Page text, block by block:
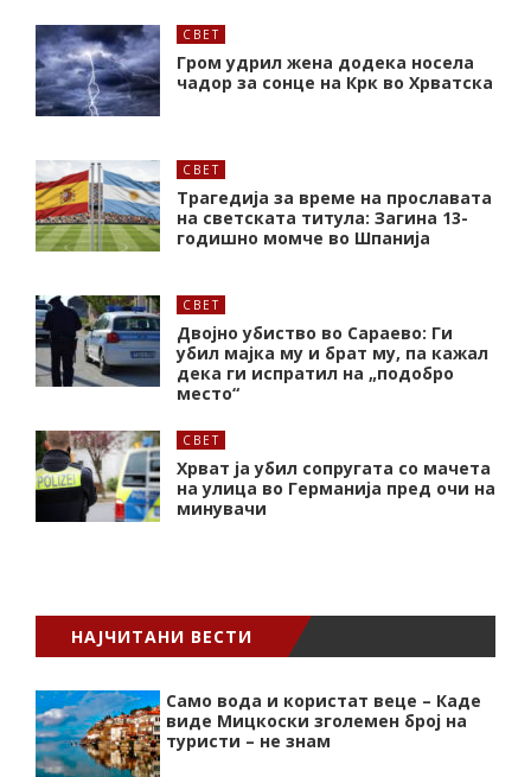
СВЕТ
Гром удрил жена додека носела
чадор за сонце на Крк во Хрватска
СВЕТ
Трагедија за време на прославата
на светската титула: Загина 13-
годишно момче во Шпанија
СВЕТ
Двојно убиство во Сараево: Ги
убил мајка му и брат му, па кажал
дека ги испратил на „подобро
место“
СВЕТ
Хрват ја убил сопругата со мачета
на улица во Германија пред очи на
минувачи
НАЈЧИТАНИ ВЕСТИ
Само вода и користат веце – Каде
виде Мицкоски зголемен број на
туристи – не знам